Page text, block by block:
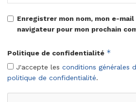
Enregistrer mon nom, mon e-
navigateur pour mon prochain
Politique de confidentialité *
J'accepte les conditions générales
politique de confidentialité.